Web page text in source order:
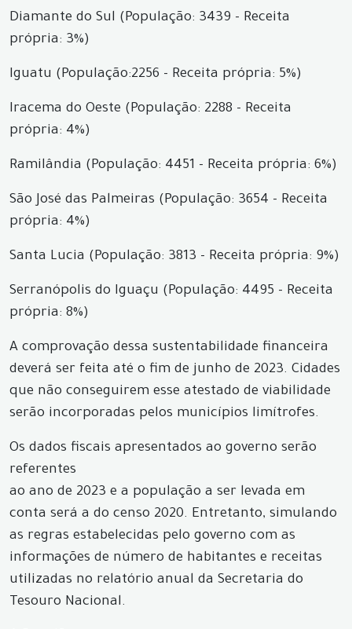
Diamante do Sul (População: 3439 - Receita
própria: 3%)
Iguatu (População:2256 - Receita própria: 5%)
Iracema do Oeste (População: 2288 - Receita
própria: 4%)
Ramilândia (População: 4451 - Receita própria: 6%)
São José das Palmeiras (População: 3654 - Receita
própria: 4%)
Santa Lucia (População: 3813 - Receita própria: 9%)
Serranópolis do Iguaçu (População: 4495 - Receita
própria: 8%)
A comprovação dessa sustentabilidade financeira
deverá ser feita até o fim de junho de 2023. Cidades
que não conseguirem esse atestado de viabilidade
serão incorporadas pelos municípios limítrofes.
Os dados fiscais apresentados ao governo serão
referentes
ao ano de 2023 e a população a ser levada em
conta será a do censo 2020. Entretanto, simulando
as regras estabelecidas pelo governo com as
informações de número de habitantes e receitas
utilizadas no relatório anual da Secretaria do
Tesouro Nacional.